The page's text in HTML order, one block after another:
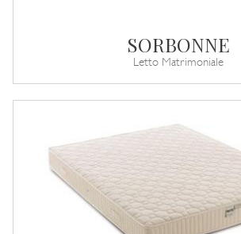
SORBONNE
Letto Matrimoniale